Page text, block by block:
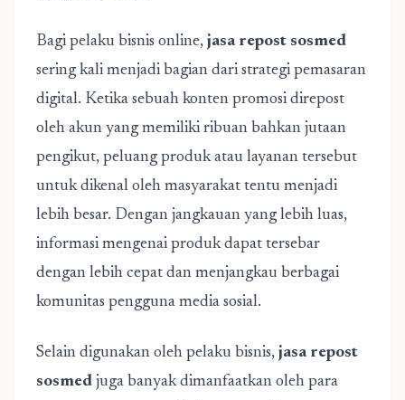
Bagi pelaku bisnis online, jasa repost sosmed
sering kali menjadi bagian dari strategi pemasaran
digital. Ketika sebuah konten promosi direpost
oleh akun yang memiliki ribuan bahkan jutaan
pengikut, peluang produk atau layanan tersebut
untuk dikenal oleh masyarakat tentu menjadi
lebih besar. Dengan jangkauan yang lebih luas,
informasi mengenai produk dapat tersebar
dengan lebih cepat dan menjangkau berbagai
komunitas pengguna media sosial.
Selain digunakan oleh pelaku bisnis, jasa repost
sosmed juga banyak dimanfaatkan oleh para